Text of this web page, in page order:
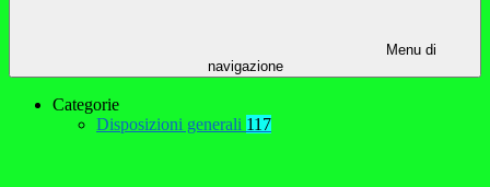
Menu di
navigazione
Categorie
Disposizioni generali 117